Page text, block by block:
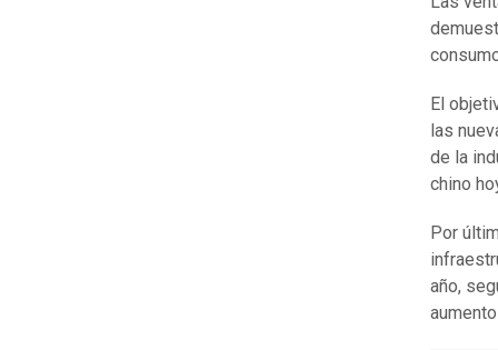
El
las
de la
chino
Por
año,